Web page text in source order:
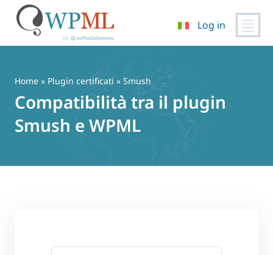
contenuto
Log in
Home » Plugin certificati » Smush
Compatibilità tra il plugin
Smush e WPML